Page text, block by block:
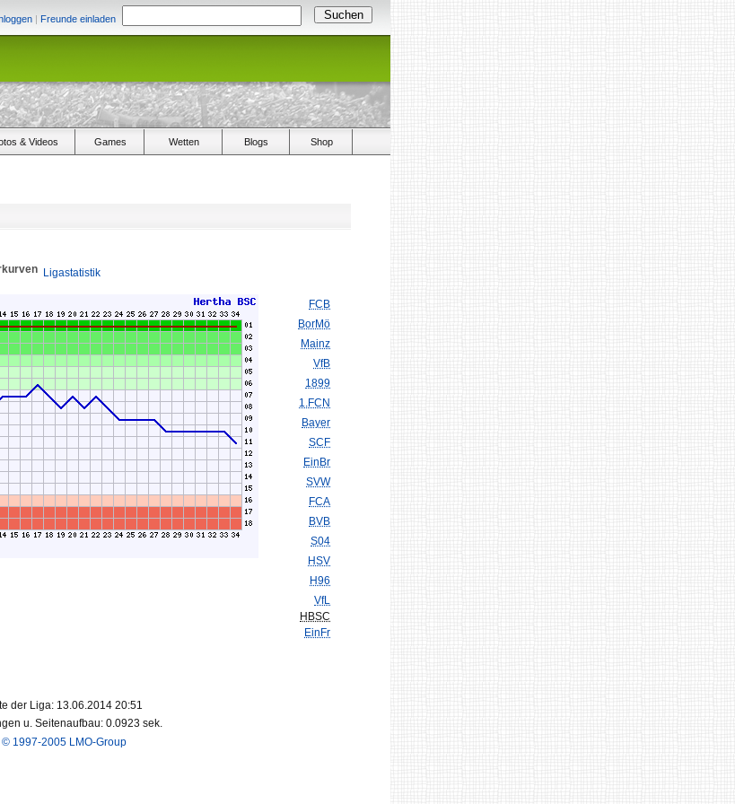
| Freunde einladen
& Videos Games Wetten Blogs Shop
Ligastatistik
FCB
BorMö
Mainz
VfB
1899
1.FCN
Bayer
SCF
EinBr
SVW
FCA
BVB
S04
HSV
H96
VfL
HBSC
EinFr
der Liga: 13.06.2014 20:51
u. Seitenaufbau: 0.0923 sek.
© 1997-2005 LMO-Group